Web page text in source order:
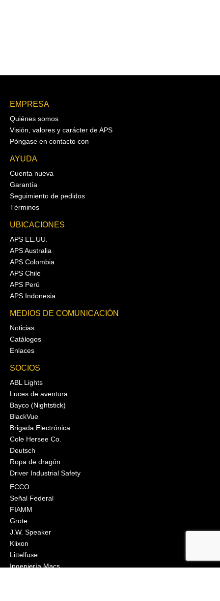
EMPRESA
Quiénes somos
Visión, valores y carácter de APS
Póngase en contacto con
AYUDA
Cuenta nueva
Garantía
Seguimiento de pedidos
Términos
UBICACIONES
APS EE.UU.
APS Australia
APS Colombia
APS Chile
APS Perú
APS Indonesia
MEDIOS DE COMUNICACIÓN
Noticias
Catálogos
Enlaces
SOCIOS
ABL Lights
Luces de aventura
Bayco (Nightstick)
BlackVue
Brigada Electrónica
Cole Hersee Co.
Deutsch
Ropa de dragón
Driver Industrial Safety
ECCO
Señal Federal
FIAMM
Grote
J.W. Speaker
Klixon
Littelfuse
Ingeniería Macs